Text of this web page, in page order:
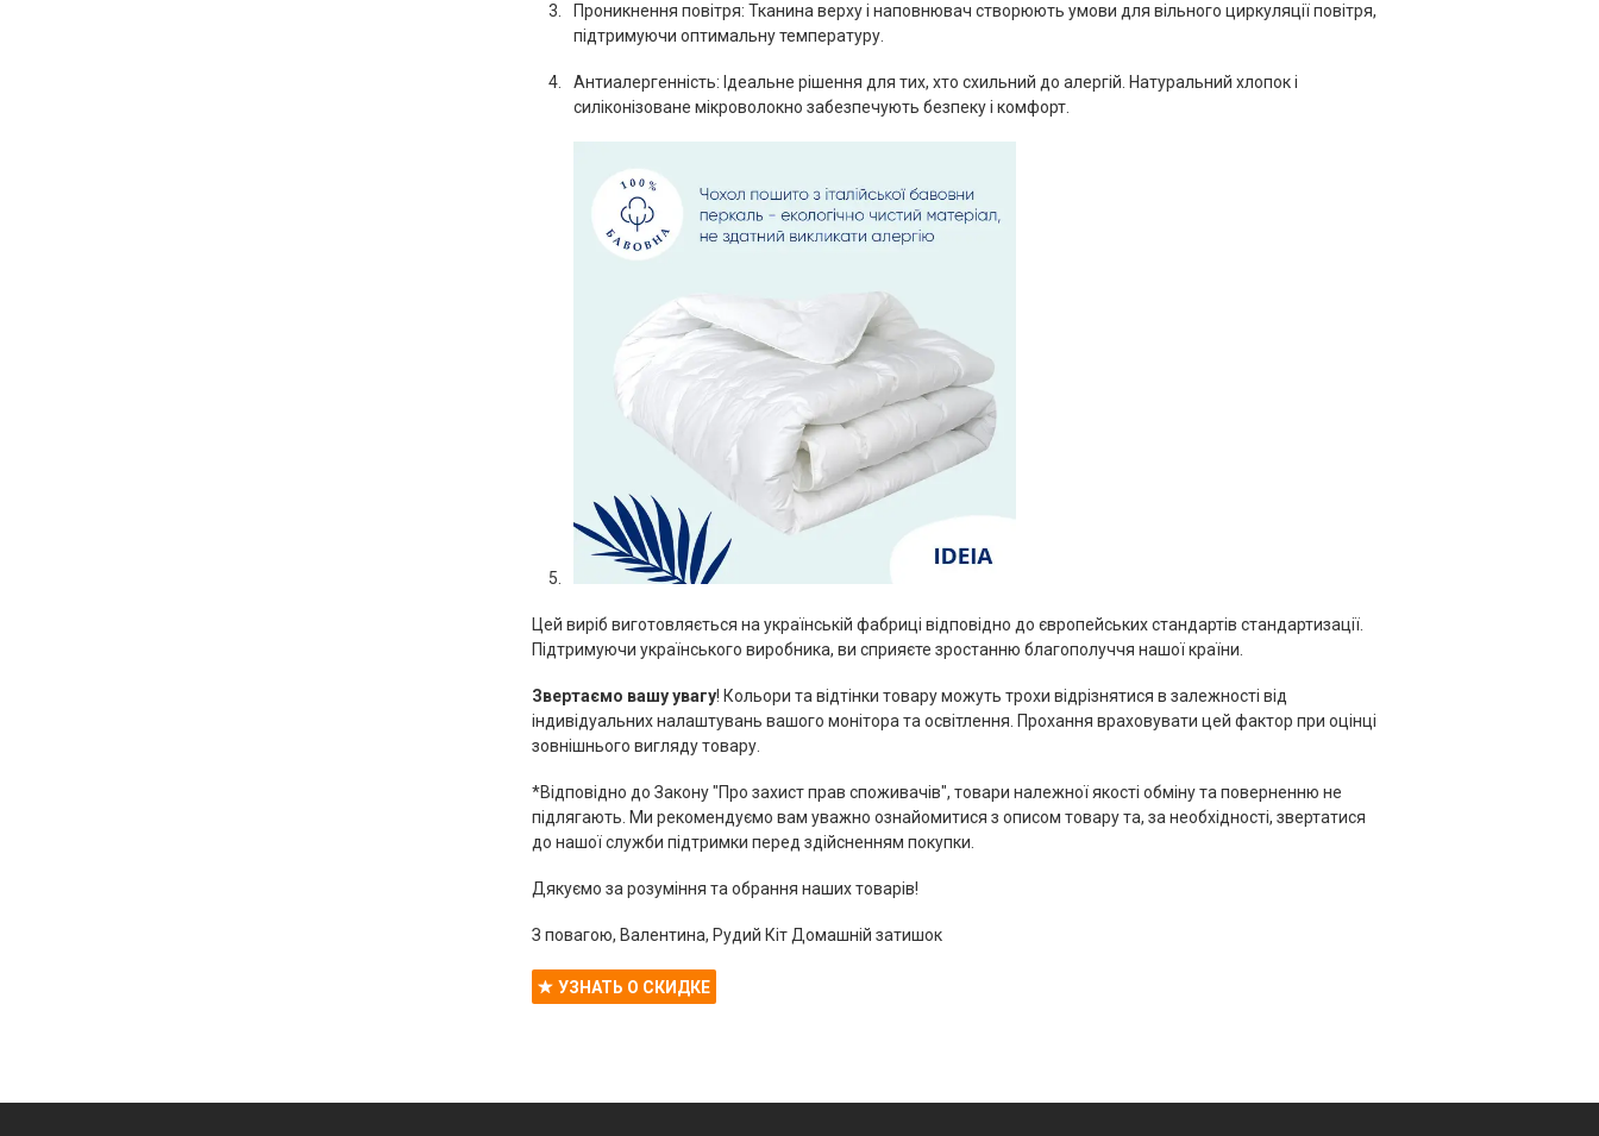
Проникнення повітря: Тканина верху і наповнювач створюють умови для вільного циркуляції повітря,
підтримуючи оптимальну температуру.
Антиалергенність: Ідеальне рішення для тих, хто схильний до алергій. Натуральний хлопок і
силіконізоване мікроволокно забезпечують безпеку і комфорт.
Цей виріб виготовляється на українській фабриці відповідно до європейських стандартів стандартизації.
Підтримуючи українського виробника, ви сприяєте зростанню благополуччя нашої країни.
Звертаємо вашу увагу! Кольори та відтінки товару можуть трохи відрізнятися в залежності від
індивідуальних налаштувань вашого монітора та освітлення. Прохання враховувати цей фактор при оцінці
зовнішнього вигляду товару.
*Відповідно до Закону "Про захист прав споживачів", товари належної якості обміну та поверненню не
підлягають. Ми рекомендуємо вам уважно ознайомитися з описом товару та, за необхідності, звертатися
до нашої служби підтримки перед здійсненням покупки.
Дякуємо за розуміння та обрання наших товарів!
З повагою, Валентина, Рудий Кіт Домашній затишок
УЗНАТЬ О СКИДКЕ